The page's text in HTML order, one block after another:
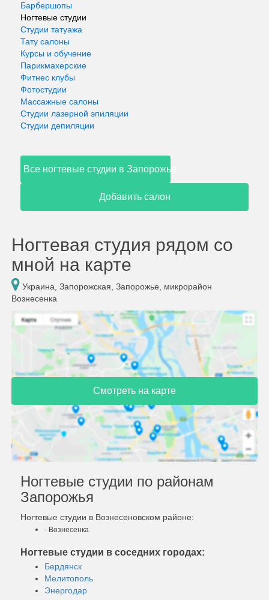
Барбершопы
Ногтевые студии
Студии татуажа
Тату салоны
Курсы и обучение
Парикмахерские
Фитнес клубы
Фотостудии
Массажные салоны
Студии лазерной эпиляции
Студии депиляции
Все ногтевые студии в Запорожье
Добавить салон
Ногтевая студия рядом со
мной на карте
Украина, Запорожская, Запорожье, микрорайон
Вознесенка
Смотреть на карте
Ногтевые студии по районам
Запорожья
Ногтевые студии в Вознесеновском районе:
- Вознесенка
Ногтевые студии в соседних городах:
Бердянск
Мелитополь
Энергодар